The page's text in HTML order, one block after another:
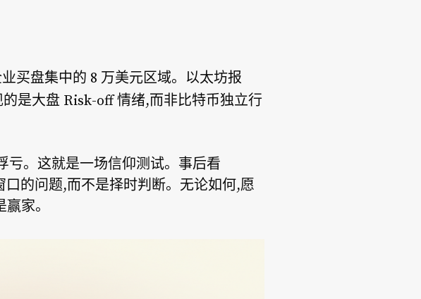
买盘集中的 8 万美元区域。以太坊报
的是大盘 Risk-off 情绪,而非比特币独立行
亏。这就是一场信仰测试。事后看
的问题,而不是择时判断。无论如何,愿
家。